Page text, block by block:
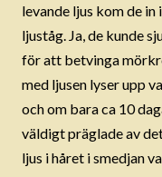
levande ljus kom de
ljuståg. Ja, de kunde
för att betvinga
med ljusen lyser upp
och om bara ca 10
väldigt präglade av
ljus i håret i smedjan